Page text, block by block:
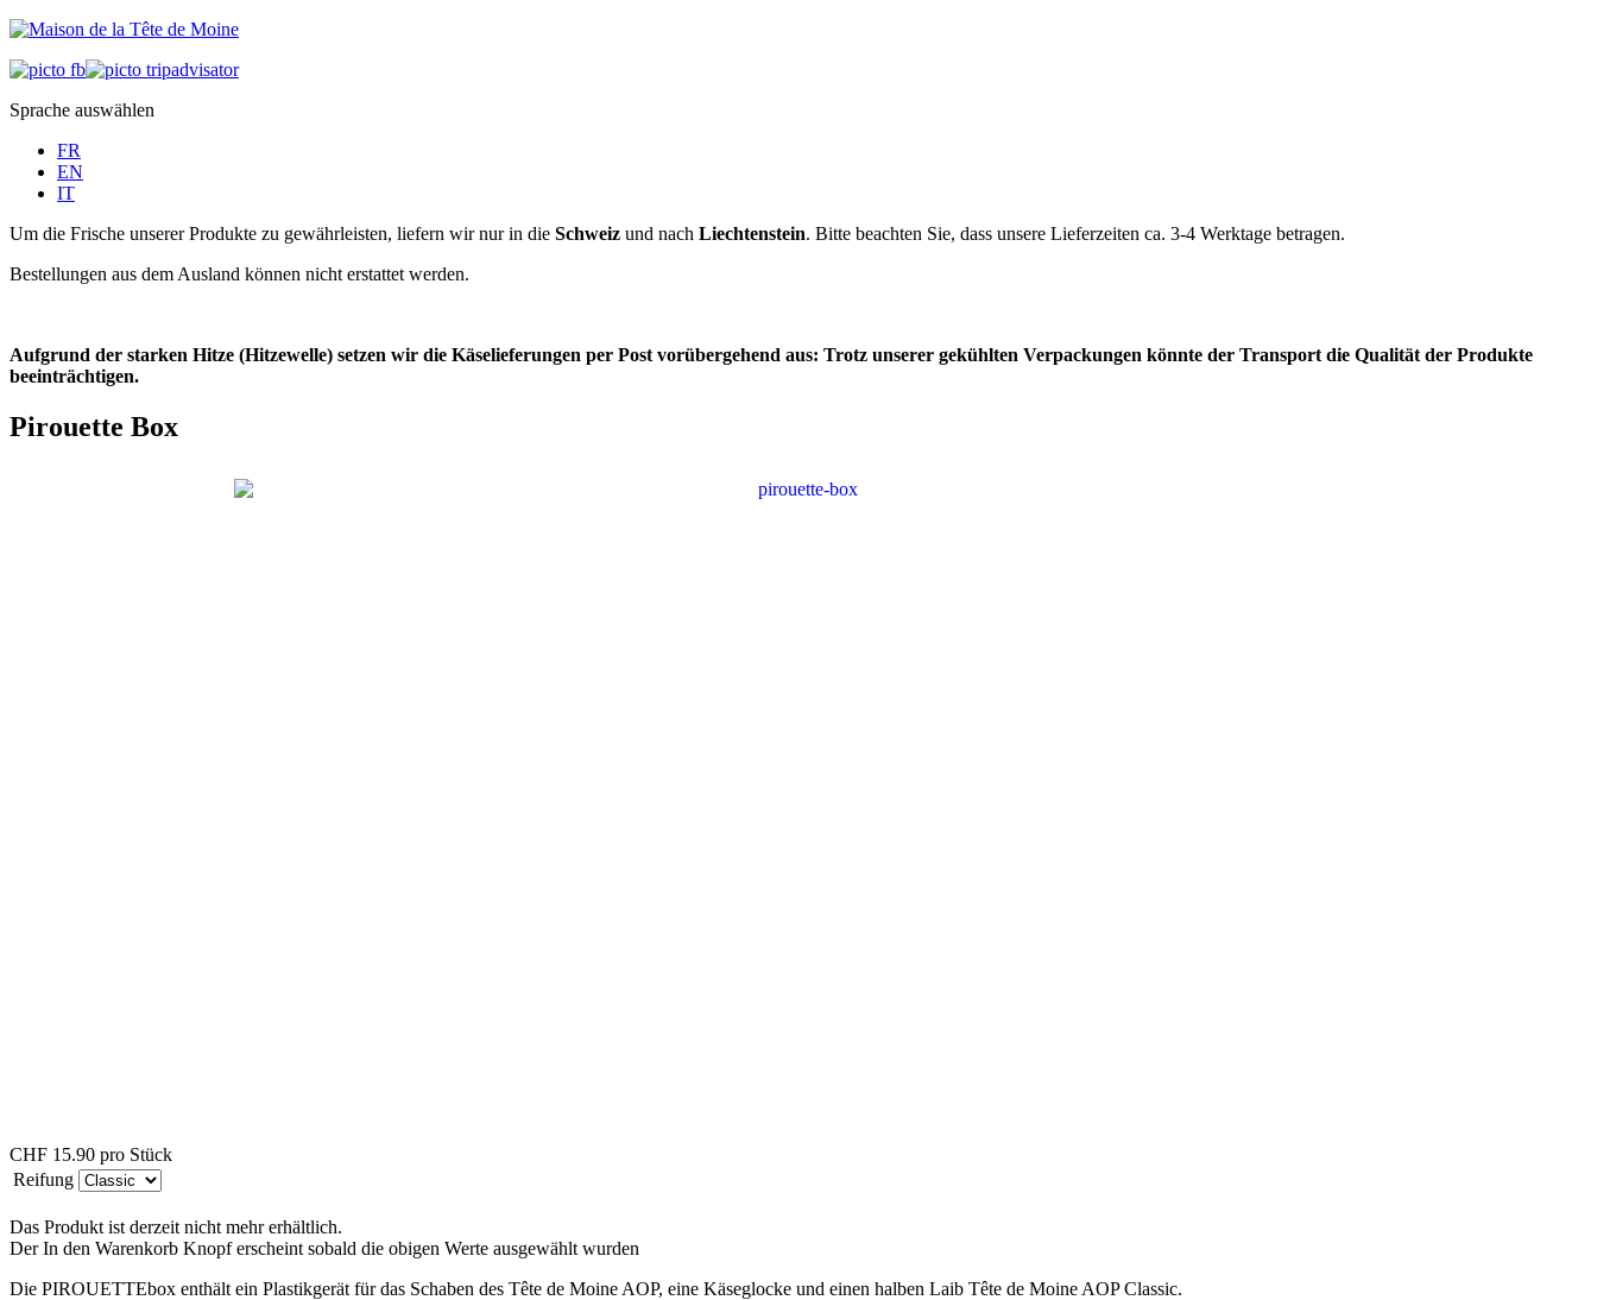
Sprache auswählen
FR
EN
IT
Um die Frische unserer Produkte zu gewährleisten, liefern wir nur in die Schweiz und nach Liechtenstein. Bitte beachten Sie, dass unsere Lieferzeiten ca. 3-4 Werktage betragen.
Bestellungen aus dem Ausland können nicht erstattet werden.
Aufgrund der starken Hitze (Hitzewelle) setzen wir die Käselieferungen per Post vorübergehend aus: Trotz unserer gekühlten Verpackungen könnte der Transport die Qualität der Produkte
beeinträchtigen.
Pirouette Box
CHF 15.90 pro Stück
Reifung
Das Produkt ist derzeit nicht mehr erhältlich.
Der In den Warenkorb Knopf erscheint sobald die obigen Werte ausgewählt wurden
Die PIROUETTEbox enthält ein Plastikgerät für das Schaben des Tête de Moine AOP, eine Käseglocke und einen halben Laib Tête de Moine AOP Classic.